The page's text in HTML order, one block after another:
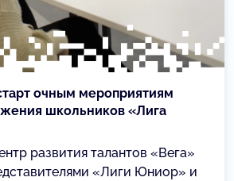
очным мероприятиям
школьников «Лига
развития талантов «Вега»
«Лиги Юниор» и